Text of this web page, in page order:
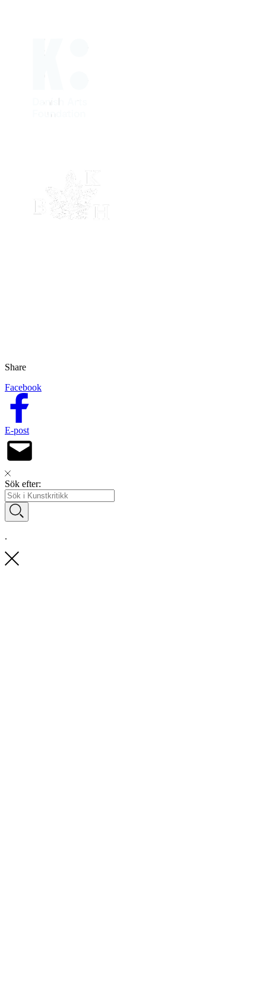
Share
Facebook
E-post
Sök efter:
.